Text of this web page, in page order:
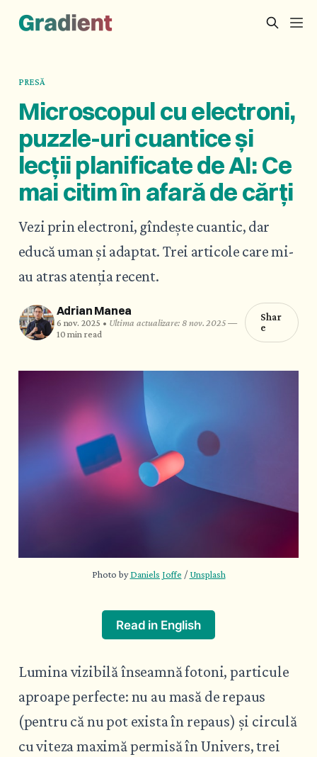
PRESĂ
Microscopul cu electroni,
puzzle-uri cuantice și
lecții planificate de AI: Ce
mai citim în afară de cărți
Vezi prin electroni, gîndește cuantic, dar
educă uman și adaptat. Trei articole care mi-
au atras atenția recent.
Adrian Manea
6 nov. 2025 • Ultima actualizare: 8 nov. 2025 —
10 min read
Shar
e
Photo by Daniels Joffe / Unsplash
Read in English
Lumina vizibilă înseamnă fotoni, particule
aproape perfecte: nu au masă de repaus
(pentru că nu pot exista în repaus) și circulă
cu viteza maximă permisă în Univers, trei